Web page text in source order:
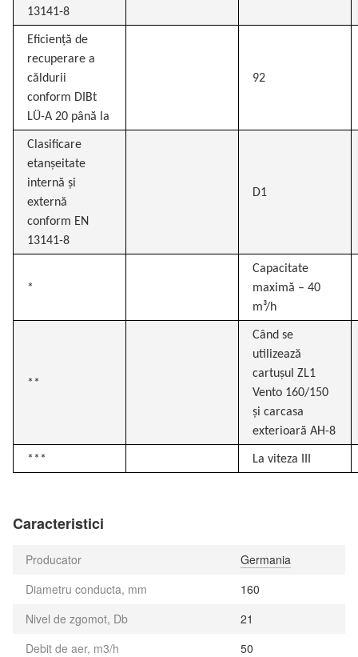
13141-8
Eficiență de
recuperare a
căldurii
conform DIBt
LÜ-A 20 până la
92
Clasificare
etanșeitate
internă și
externă
conform EN
13141-8
D1
*
Capacitate
maximă – 40
m³/h
**
Când se
utilizează
cartușul ZL1
Vento 160/150
și carcasa
exterioară AH-8
*** La viteza III
Caracteristici
Producator
Germania
Diametru conducta, mm
160
Nivel de zgomot, Db
21
Debit de aer, m3/h
50